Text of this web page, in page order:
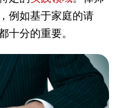
例如基于家庭的请
十分的重要。